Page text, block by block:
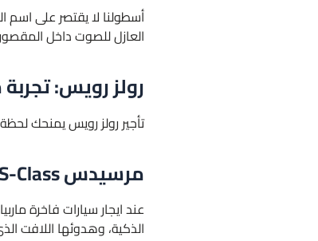
أسطولنا لا يقتصر على اسم
العازل للصوت داخل
رولز رويس:
تأجير رولز رويس يمنحك
مرسيدس S-Class: رفاهية الأعمال والمناسبات الرسمية
عند ايجار سيارات فاخرة
الذكية، وهدوئها